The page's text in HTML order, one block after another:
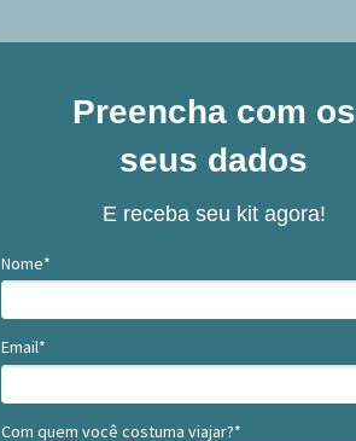
Preencha com os
seus dados
E receba seu kit agora!
Nome*
Email*
Com quem você costuma viajar?*